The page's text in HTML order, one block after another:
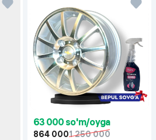
63 000 so'm/oyga
864 0001 250 000